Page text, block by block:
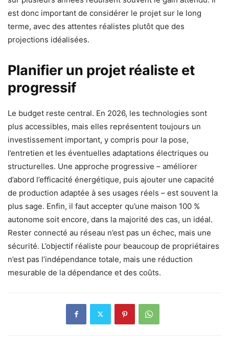
est donc important de considérer le projet sur le long
terme, avec des attentes réalistes plutôt que des
projections idéalisées.
Planifier un projet réaliste et
progressif
Le budget reste central. En 2026, les technologies sont
plus accessibles, mais elles représentent toujours un
investissement important, y compris pour la pose,
l’entretien et les éventuelles adaptations électriques ou
structurelles. Une approche progressive – améliorer
d’abord l’efficacité énergétique, puis ajouter une capacité
de production adaptée à ses usages réels – est souvent la
plus sage. Enfin, il faut accepter qu’une maison 100 %
autonome soit encore, dans la majorité des cas, un idéal.
Rester connecté au réseau n’est pas un échec, mais une
sécurité. L’objectif réaliste pour beaucoup de propriétaires
n’est pas l’indépendance totale, mais une réduction
mesurable de la dépendance et des coûts.